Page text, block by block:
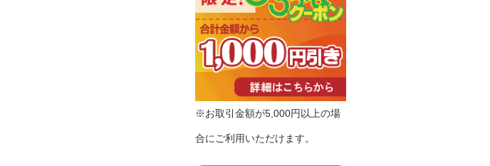
※お取引金額が5,000円以上の場
合にご利用いただけます。